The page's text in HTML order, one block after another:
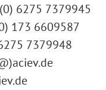
6275 7379945
173 6609587
7379948